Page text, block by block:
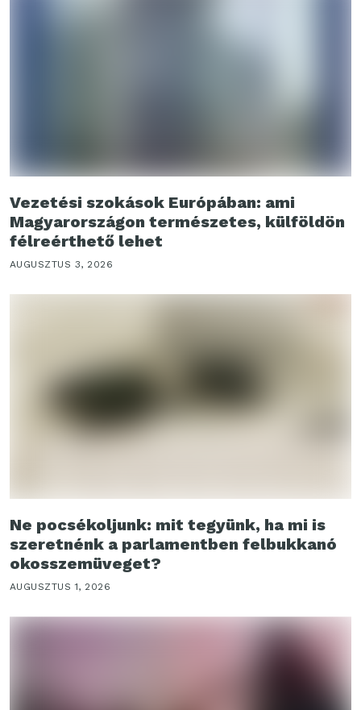
Vezetési szokások Európában: ami
Magyarországon természetes, külföldön
félreérthető lehet
AUGUSZTUS 3, 2026
Ne pocsékoljunk: mit tegyünk, ha mi is
szeretnénk a parlamentben felbukkanó
okosszemüveget?
AUGUSZTUS 1, 2026